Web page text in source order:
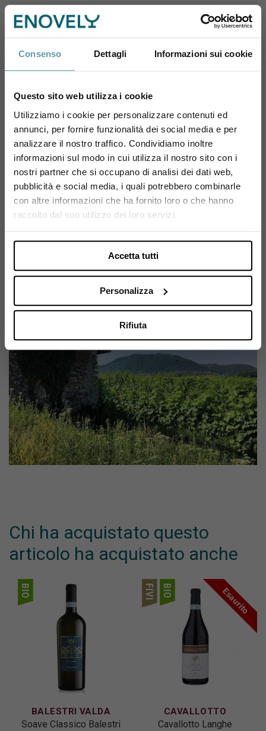
Consenso Dettagli Informazioni sui cookie
Questo sito web utilizza i cookie
Utilizziamo i cookie per personalizzare contenuti ed
annunci, per fornire funzionalità dei social media e per
analizzare il nostro traffico. Condividiamo inoltre
informazioni sul modo in cui utilizza il nostro sito con i
nostri partner che si occupano di analisi dei dati web,
pubblicità e social media, i quali potrebbero combinarle
con altre informazioni che ha fornito loro o che hanno
raccolto dal suo utilizzo dei loro servizi.
Accetta tutti
Personalizza
Rifiuta
PRODUTTORE
SoloUva
SoloUva è un fantastico progetto pensato per
Franciacorta. L’azienda è condotta da Andrea
Rudelli e Arianna Vianelli, a fianco degli amici Nico
Danesi e Giovanni Arcari, ideatori del “Metodo
SoloUVA”. Il metodo nasce infatti da una riflessione
su quale fosse l’unico elemento non replicabile e
fortemente distintivo per un vino. La risposta in
questi casi può essere solamente una: il territorio!
Per Arianna, Andrea, Nico e Giovanni, l’unico modo
per permettere alle uve di esprimere il proprio
Vai alla scheda del produttore
Chi ha acquistato questo
articolo ha acquistato anche
BALESTRI VALDA
Soave Classico Balestri
Esaurito
CAVALLOTTO
Cavallotto Langhe
Sei maggiorenne?
Utilizza il coupon NEWENOVELY
per avere un 10% di sconto sul tuo primo ordine!
Si, sono maggiorenne.